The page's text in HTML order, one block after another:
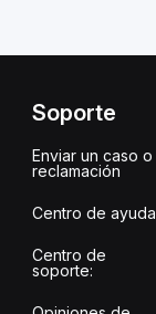
Soporte
Enviar un caso o
reclamación
Centro de ayuda
Centro de
soporte: